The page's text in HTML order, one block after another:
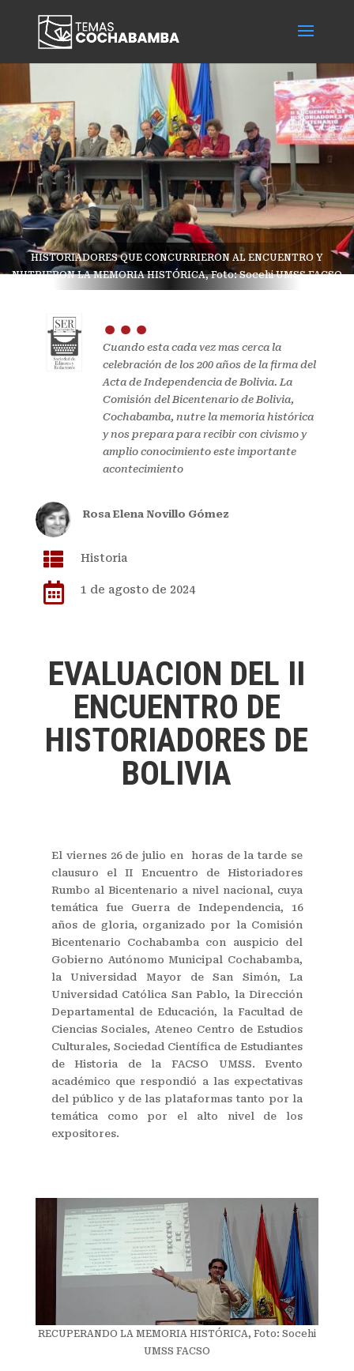
HISTORIADORES QUE CONCURRIERON AL ENCUENTRO Y
NUTRIERON LA MEMORIA HISTÓRICA, Foto: Socehi UMSS FACSO
...
Cuando esta cada vez mas cerca la
celebración de los 200 años de la firma del
Acta de Independencia de Bolivia. La
Comisión del Bicentenario de Bolivia,
Cochabamba, nutre la memoria histórica
y nos prepara para recibir con civismo y
amplio conocimiento este importante
acontecimiento
Rosa Elena Novillo Gómez
 Historia
 1 de agosto de 2024
EVALUACION DEL II
ENCUENTRO DE
HISTORIADORES DE
BOLIVIA
El viernes 26 de julio en horas de la tarde se
clausuro el II Encuentro de Historiadores
Rumbo al Bicentenario a nivel nacional, cuya
temática fue Guerra de Independencia, 16
años de gloria, organizado por la Comisión
Bicentenario Cochabamba con auspicio del
Gobierno Autónomo Municipal Cochabamba,
la Universidad Mayor de San Simón, La
Universidad Católica San Pablo, la Dirección
Departamental de Educación, la Facultad de
Ciencias Sociales, Ateneo Centro de Estudios
Culturales, Sociedad Científica de Estudiantes
de Historia de la FACSO UMSS. Evento
académico que respondió a las expectativas
del público y de las plataformas tanto por la
temática como por el alto nivel de los
expositores.
RECUPERANDO LA MEMORIA HISTÓRICA, Foto: Socehi
UMSS FACSO